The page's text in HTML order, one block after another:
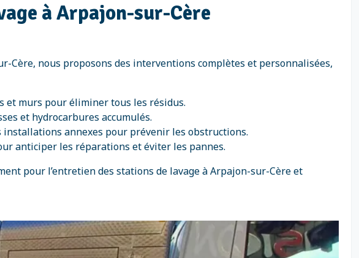
à Arpajon-sur-Cère
Cère, nous proposons des interventions complètes et personnalisées,
et murs pour éliminer tous les résidus.
et hydrocarbures accumulés.
installations annexes pour prévenir les obstructions.
anticiper les réparations et éviter les pannes.
pour l’entretien des stations de lavage à Arpajon-sur-Cère et